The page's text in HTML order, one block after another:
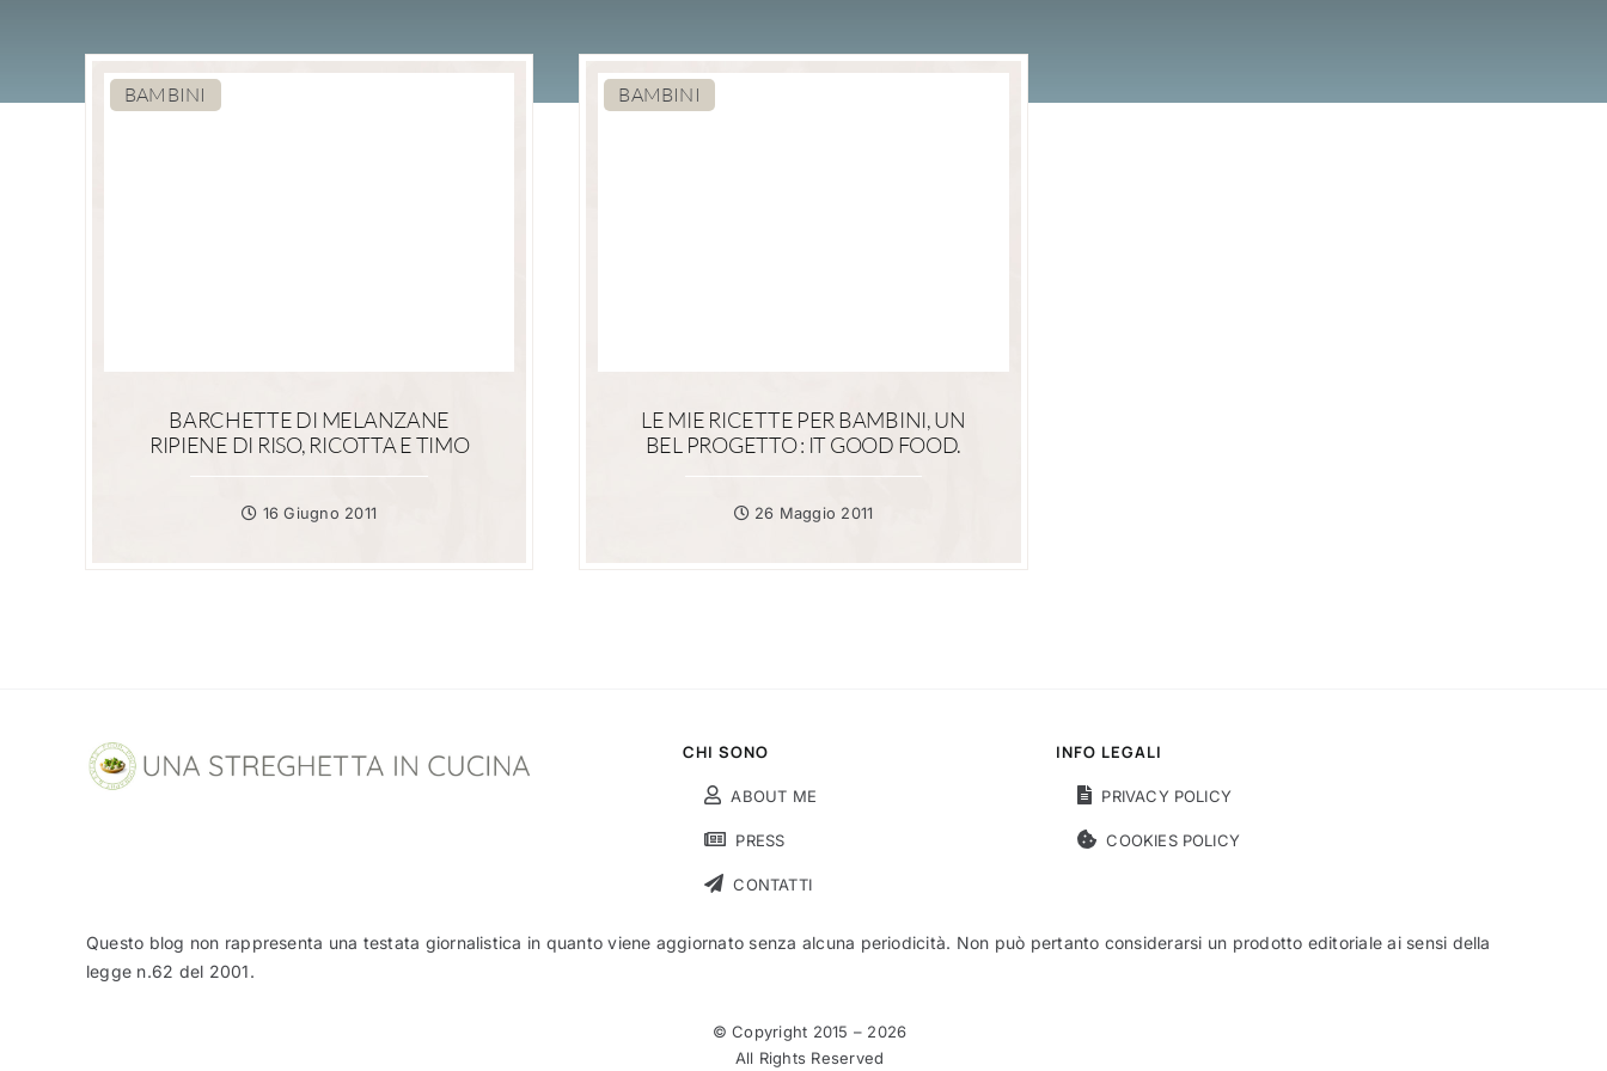
BAMBINI
BARCHETTE DI MELANZANE
RIPIENE DI RISO, RICOTTA E TIMO
16 Giugno 2011
BAMBINI
LE MIE RICETTE PER BAMBINI, UN
BEL PROGETTO : IT GOOD FOOD.
26 Maggio 2011
CHI SONO
ABOUT ME
PRESS
CONTATTI
INFO LEGALI
PRIVACY POLICY
COOKIES POLICY
Questo blog non rappresenta una testata giornalistica in quanto viene aggiornato senza alcuna periodicità. Non può pertanto considerarsi un prodotto editoriale ai sensi della
legge n.62 del 2001.
© Copyright 2015 – 2026
All Rights Reserved